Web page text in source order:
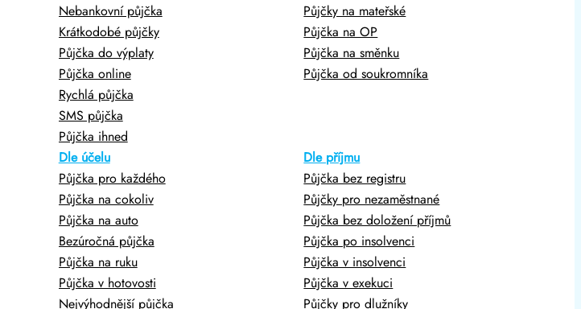
Nebankovní půjčka
Krátkodobé půjčky
Půjčka do výplaty
Půjčka online
Rychlá půjčka
SMS půjčka
Půjčka ihned
Půjčky na mateřské
Půjčka na OP
Půjčka na směnku
Půjčka od soukromníka
Dle účelu
Půjčka pro každého
Půjčka na cokoliv
Půjčka na auto
Bezúročná půjčka
Půjčka na ruku
Půjčka v hotovosti
Nejvýhodnější půjčka
Dle příjmu
Půjčka bez registru
Půjčky pro nezaměstnané
Půjčka bez doložení příjmů
Půjčka po insolvenci
Půjčka v insolvenci
Půjčka v exekuci
Půjčky pro dlužníky